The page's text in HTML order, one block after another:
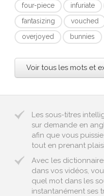
four-piece infuriate
fantasizing
vouched
overjoyed
bunnies
Voir tous les mots et
Les sous-titres
sur demande en
afin que vous
tout en prenant
Avec les
dans vos vidéos,
quel mot dans les
instantanément ses